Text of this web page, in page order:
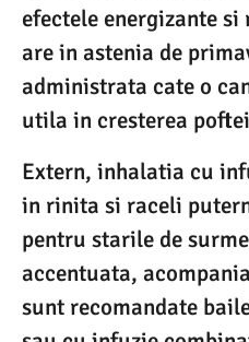
efectele energizante
are in astenia de
administrata cate o
utila in cresterea
Extern, inhalatia cu
in rinita si raceli
pentru starile de
accentuata,
sunt recomandate